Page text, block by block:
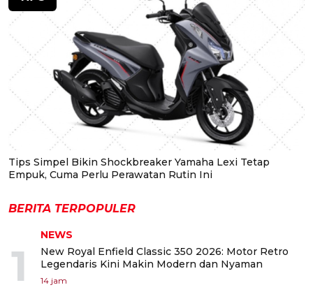
Tips Simpel Bikin Shockbreaker Yamaha Lexi Tetap
Empuk, Cuma Perlu Perawatan Rutin Ini
BERITA TERPOPULER
1
NEWS
New Royal Enfield Classic 350 2026: Motor Retro
Legendaris Kini Makin Modern dan Nyaman
14 jam